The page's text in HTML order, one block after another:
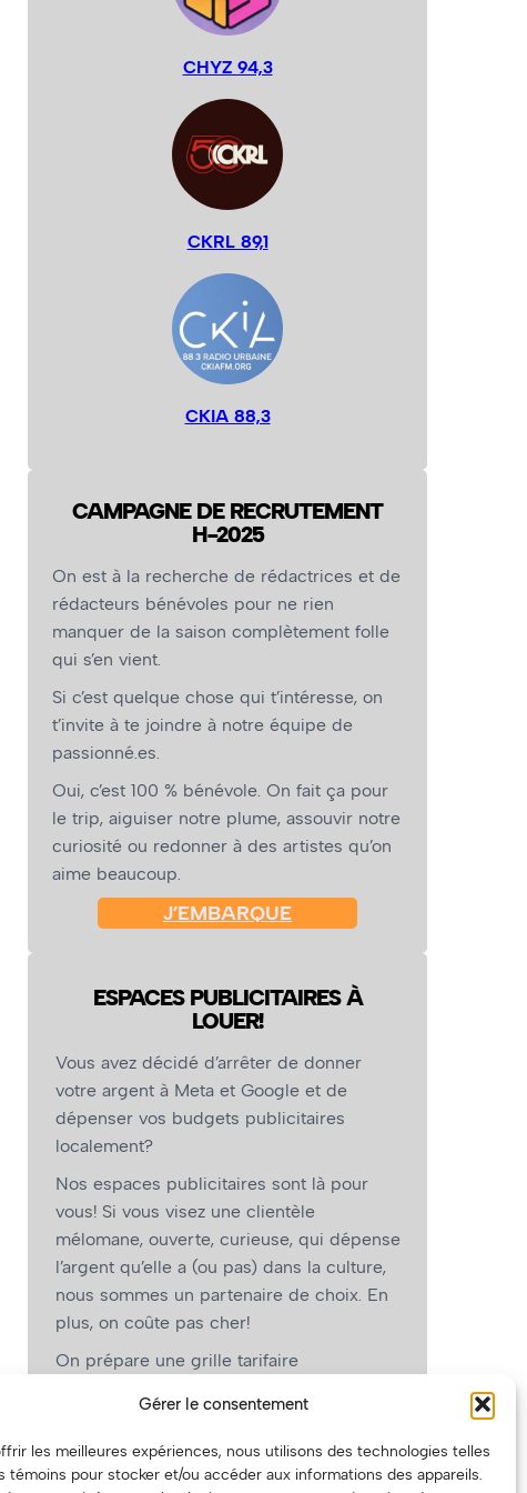
Gérer le consentement
les meilleures expériences, nous utilisons des technologies telles
témoins pour stocker et/ou accéder aux informations des appareils.
CHYZ 94,3
CKRL 89,1
CKIA 88,3
CAMPAGNE DE RECRUTEMENT
H-2025
On est à la recherche de rédactrices et de
rédacteurs bénévoles pour ne rien
manquer de la saison complètement folle
qui s’en vient.
Si c’est quelque chose qui t’intéresse, on
t’invite à te joindre à notre équipe de
passionné.es.
Oui, c’est 100 % bénévole. On fait ça pour
le trip, aiguiser notre plume, assouvir notre
curiosité ou redonner à des artistes qu’on
aime beaucoup.
J’EMBARQUE
ESPACES PUBLICITAIRES À
LOUER!
Vous avez décidé d’arrêter de donner
votre argent à Meta et Google et de
dépenser vos budgets publicitaires
localement?
Nos espaces publicitaires sont là pour
vous! Si vous visez une clientèle
mélomane, ouverte, curieuse, qui dépense
l’argent qu’elle a (ou pas) dans la culture,
nous sommes un partenaire de choix. En
plus, on coûte pas cher!
On prépare une grille tarifaire
vous, les artistes!)